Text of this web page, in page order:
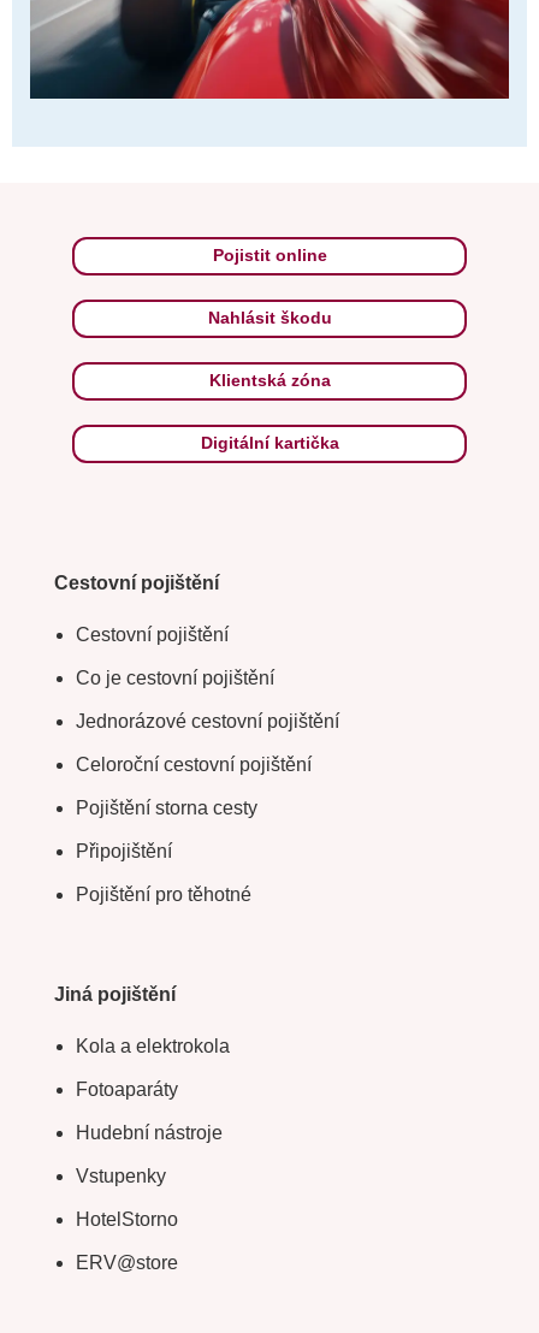
Pojistit online
Nahlásit škodu
Klientská zóna
Digitální kartička
Cestovní pojištění
Cestovní pojištění
Co je cestovní pojištění
Jednorázové cestovní pojištění
Celoroční cestovní pojištění
Pojištění storna cesty
Připojištění
Pojištění pro těhotné
Jiná pojištění
Kola a elektrokola
Fotoaparáty
Hudební nástroje
Vstupenky
HotelStorno
ERV@store